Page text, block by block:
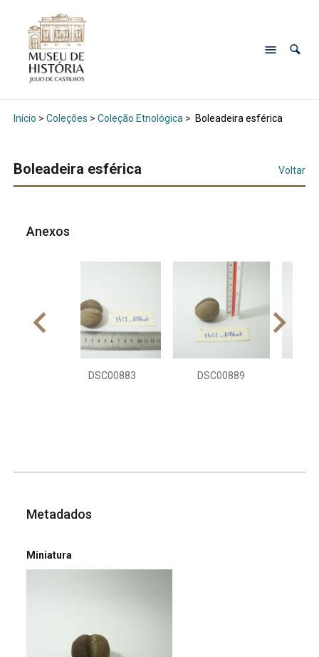
Início > Coleções > Coleção Etnológica > Boleadeira esférica
Boleadeira esférica Voltar
Anexos
DSC00883 DSC00889
Metadados
Miniatura